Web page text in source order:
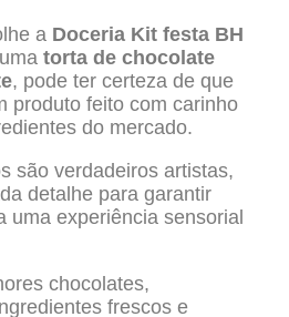
a Doceria Kit festa BH
torta de chocolate
, pode ter certeza de que
produto feito com carinho
do mercado.
são verdadeiros artistas,
detalhe para garantir
uma experiência sensorial
chocolates,
frescos e